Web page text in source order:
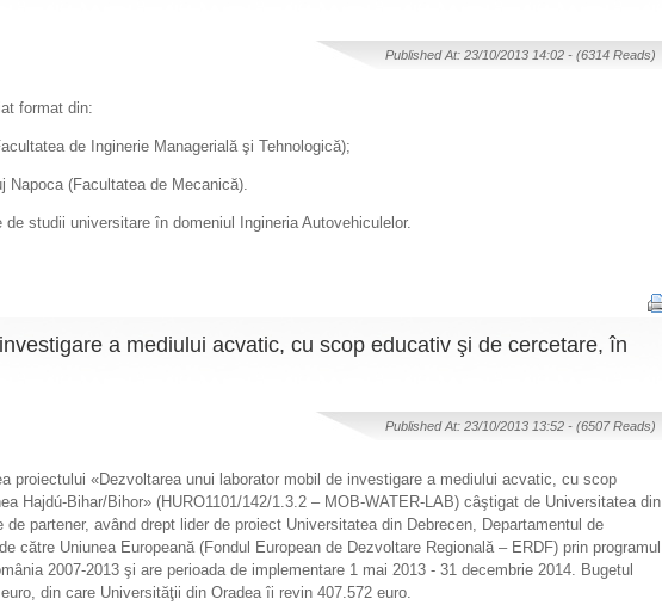
Published At: 23/10/2013 14:02 - (6314 Reads)
format din:
de Inginerie Managerială şi Tehnologică);
Napoca (Facultatea de Mecanică).
studii universitare în domeniul Ingineria Autovehiculelor.
a mediului acvatic, cu scop educativ şi de cercetare, în
Published At: 23/10/2013 13:52 - (6507 Reads)
proiectului «Dezvoltarea unui laborator mobil de investigare a mediului acvatic, cu scop
Hajdú-Bihar/Bihor» (HURO1101/142/1.3.2 – MOB-WATER-LAB) câştigat de Universitatea din
partener, având drept lider de proiect Universitatea din Debrecen, Departamentul de
către Uniunea Europeană (Fondul European de Dezvoltare Regională – ERDF) prin programul
2007-2013 şi are perioada de implementare 1 mai 2013 - 31 decembrie 2014. Bugetul
din care Universităţii din Oradea îi revin 407.572 euro.